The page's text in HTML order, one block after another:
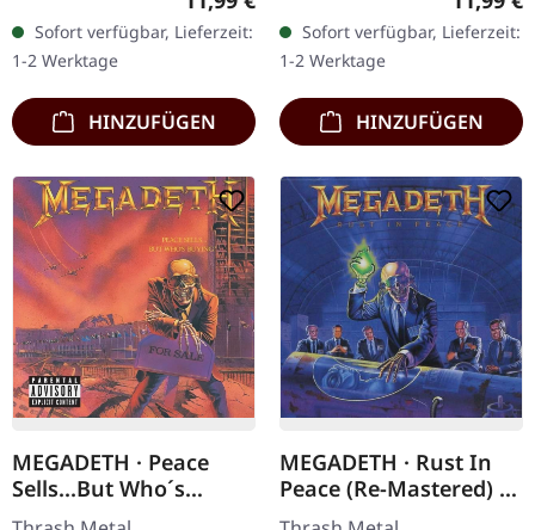
Remaster 2004. Als
Megadeth 1992…
Sofort verfügbar, Lieferzeit:
1-2 Werktage
HINZUFÜGEN
seitigem Booklet. Was für
eine Fahrt das ist!
Megadeths siebtes…
Sofort verfügbar, Lieferzeit:
1-2 Werktage
HINZUFÜGEN
MEGADETH · Peace
Sells...But Who´s
Buying? (Remastered
MEGADETH · Rust In
Peace (Re-Mastered) |
CD